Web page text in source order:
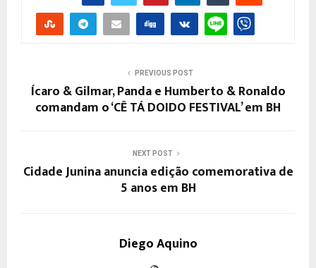
PREVIOUS POST
Ícaro & Gilmar, Panda e Humberto & Ronaldo
comandam o ‘CÊ TÁ DOIDO FESTIVAL’ em BH
NEXT POST
Cidade Junina anuncia edição comemorativa de
5 anos em BH
Diego Aquino